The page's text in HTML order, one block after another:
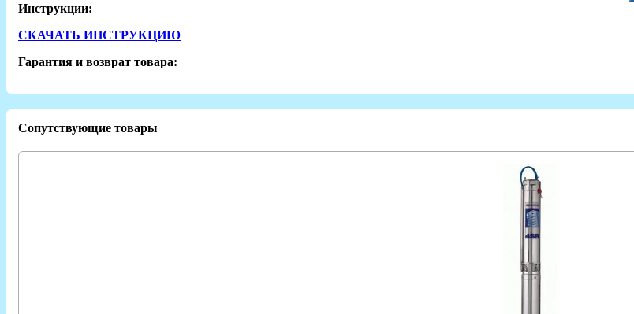
Инструкции:
СКАЧАТЬ ИНСТРУКЦИЮ
Гарантия и возврат товара:
Сопутствующие товары